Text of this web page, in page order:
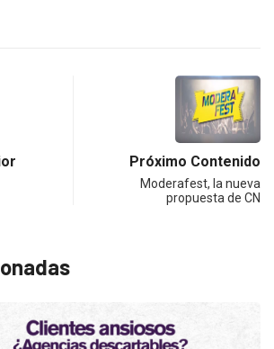
Próximo Contenido
Moderafest, la nueva
propuesta de CN